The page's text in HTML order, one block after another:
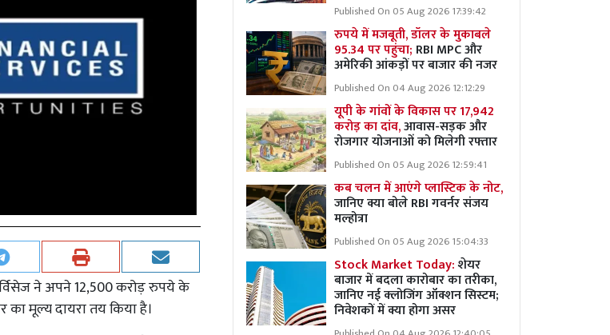
ने अपने 12,500 करोड़ रुपये के
मूल्य दायरा तय किया है।
Published On 05 Aug 2026 17:39:42
रुपये में मजबूती, डॉलर के मुकाबले
95.34 पर पहुंचा; RBI MPC और
अमेरिकी आंकड़ों पर बाजार की नजर
Published On 04 Aug 2026 12:12:29
यूपी के गांवों के विकास पर 17,942
करोड़ का दांव,आवास-सड़क और
रोजगार योजनाओं को मिलेगी रफ्तार
Published On 05 Aug 2026 12:59:41
कब चलन में आएंगे प्लास्टिक के नोट,
जानिए क्या बोले RBI गवर्नर संजय
मल्होत्रा
Published On 05 Aug 2026 15:04:33
Stock Market Today:शेयर
बाजार में बदला कारोबार का तरीका,
जानिए नई क्लोजिंग ऑक्शन सिस्टम;
निवेशकों में क्या होगा असर